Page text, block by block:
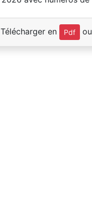
Télécharger en Pdf ou